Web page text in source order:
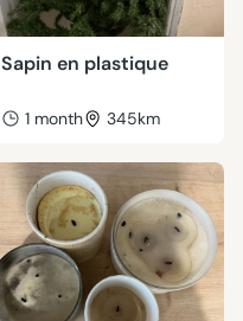
Sapin en plastique
1 month 345km